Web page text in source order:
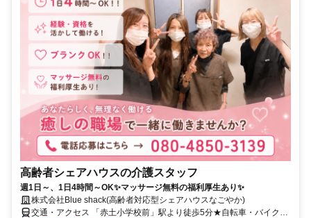
高齢者シェアハウスの介護スタッフ
週1日～、1日4時間～OK✨マッサージ無料の福利厚生あり✨
株式会社Blue shack(高齢者対応型シェアハウスなごやか)
交通・アクセス 「赤土小学校前」駅より徒歩5分★自転車・バイク通